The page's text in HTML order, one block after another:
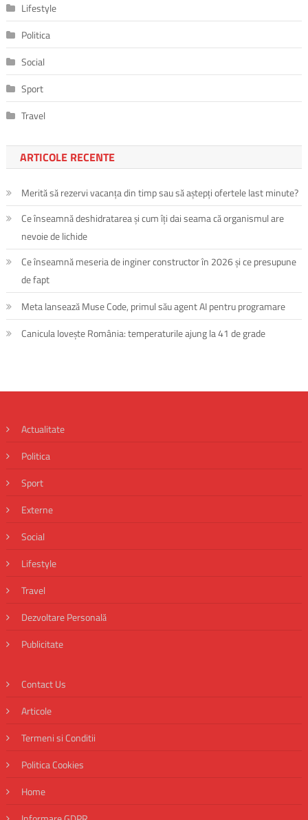
Lifestyle
Politica
Social
Sport
Travel
ARTICOLE RECENTE
Merită să rezervi vacanța din timp sau să aștepți ofertele last minute?
Ce înseamnă deshidratarea și cum îți dai seama că organismul are
nevoie de lichide
Ce înseamnă meseria de inginer constructor în 2026 și ce presupune
de fapt
Meta lansează Muse Code, primul său agent AI pentru programare
Canicula lovește România: temperaturile ajung la 41 de grade
Actualitate
Politica
Sport
Externe
Social
Lifestyle
Travel
Dezvoltare Personală
Publicitate
Contact Us
Articole
Termeni si Conditii
Politica Cookies
Home